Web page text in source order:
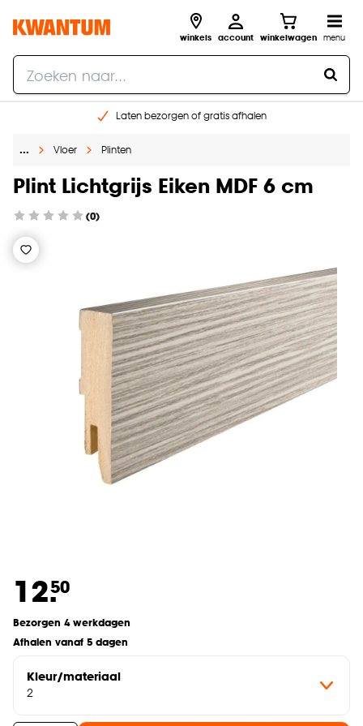
winkels account winkelwagen menu
Laten bezorgen of gratis afhalen
Gratis raam advies en opmeten aan huis
… Vloer Plinten
Plint Lichtgrijs Eiken MDF 6 cm
(0)
12.50
Bezorgen 4 werkdagen
Afhalen vanaf 5 dagen
Kleur/materiaal
2